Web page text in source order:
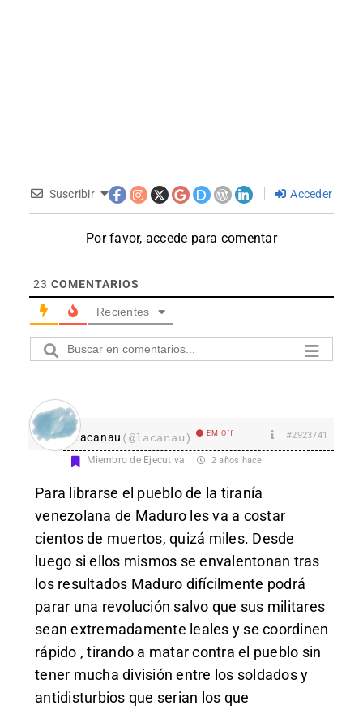
Suscribir Acceder
Por favor, accede para comentar
23 COMENTARIOS
Recientes
Lacanau (@lacanau) EM Off #2923741
Miembro de Ejecutiva 2 años hace
Para librarse el pueblo de la tiranía
venezolana de Maduro les va a costar
cientos de muertos, quizá miles. Desde
luego si ellos mismos se envalentonan tras
los resultados Maduro difícilmente podrá
parar una revolución salvo que sus militares
sean extremadamente leales y se coordinen
rápido , tirando a matar contra el pueblo sin
tener mucha división entre los soldados y
antidisturbios que serian los que